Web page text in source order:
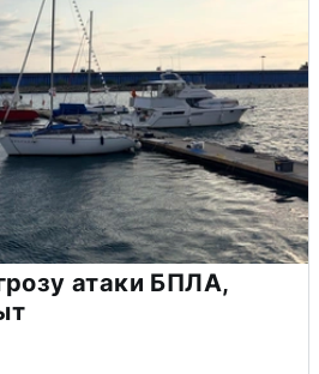
атаки БПЛА,